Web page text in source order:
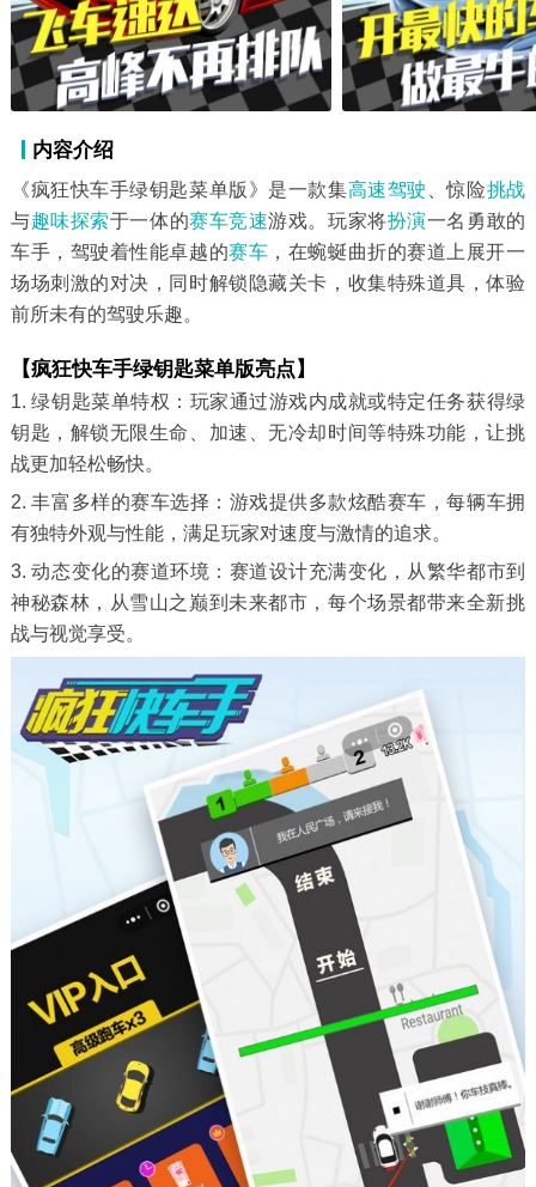
内容介绍
《疯狂快车手绿钥匙菜单版》是一款集高速驾驶 、惊险挑战
与趣味探索于一体的赛车竞速游戏。玩家将扮演一名勇敢的
车手，驾驶着性能卓越的赛车 ，在蜿蜒曲折的赛道上展开一
场场刺激的对决，同时解锁隐藏关卡，收集特殊道具，体验
前所未有的驾驶乐趣。
【疯狂快车手绿钥匙菜单版亮点】
1. 绿钥匙菜单特权：玩家通过游戏内成就或特定任务获得绿
钥匙，解锁无限生命、加速、无冷却时间等特殊功能，让挑
战更加轻松畅快。
2. 丰富多样的赛车选择：游戏提供多款炫酷赛车，每辆车拥
有独特外观与性能，满足玩家对速度与激情的追求。
3. 动态变化的赛道环境：赛道设计充满变化，从繁华都市到
神秘森林，从雪山之巅到未来都市，每个场景都带来全新挑
战与视觉享受。